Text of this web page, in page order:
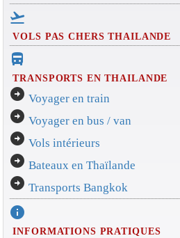
flight_takeoff
VOLS PAS CHERS THAILANDE
directions_bus_filled
TRANSPORTS EN THAILANDE
arrow_circle_right Voyager en train
arrow_circle_right Voyager en bus / van
arrow_circle_right Vols intérieurs
arrow_circle_right Bateaux en Thaïlande
arrow_circle_right Transports Bangkok
info
INFORMATIONS PRATIQUES